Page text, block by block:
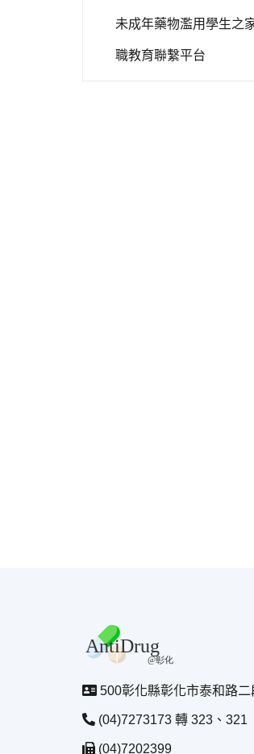
未成年藥物濫用學生之
職教育聯繫平台
500彰化縣彰化市泰和路
(04)7273173 轉 323、321
(04)7202399